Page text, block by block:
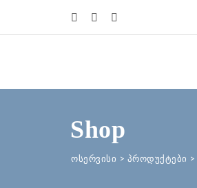
Shop
ოსერვისი > პროდუქტები >